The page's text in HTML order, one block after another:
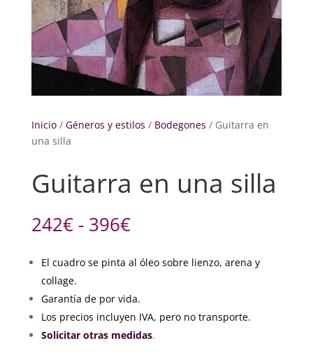
Inicio/ Géneros y estilos / Bodegones / Guitarra en
una silla
Guitarra en una silla
242€ - 396€Rango
de
precios:
desde
hasta
396€
El cuadro se pinta al óleo sobre lienzo, arena y
collage.
Garantía de por vida.
Los precios incluyen IVA, pero no transporte.
Solicitar otras medidas.